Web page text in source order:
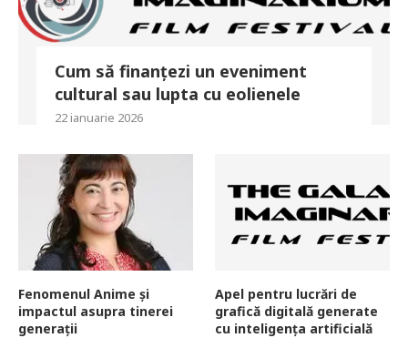
Cum să finanțezi un eveniment
cultural sau lupta cu eolienele
22 ianuarie 2026
Fenomenul Anime și
impactul asupra tinerei
generații
Apel pentru lucrări de
grafică digitală generate
cu inteligența artificială